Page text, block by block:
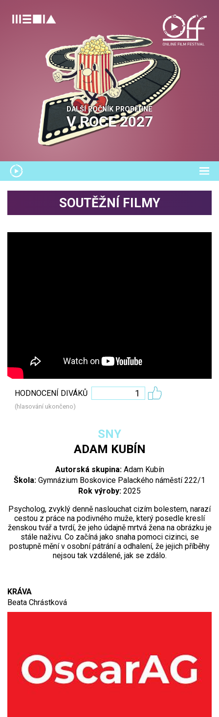
DALŠÍ ROČNÍK PROBĚHNE
V ROCE2027
SOUTĚŽNÍ FILMY
HODNOCENÍ DIVÁKŮ 1
(hlasování ukončeno)
SNY
ADAM KUBÍN
Autorská skupina: Adam Kubín
Škola: Gymnázium Boskovice Palackého náměstí 222/1
Rok výroby: 2025
Psycholog, zvyklý denně naslouchat cizím bolestem, narazí
cestou z práce na podivného muže, který posedle kreslí
ženskou tvář a tvrdí, že jeho údajně mrtvá žena na obrázku je
stále naživu. Co začíná jako snaha pomoci cizinci, se
postupně mění v osobní pátrání a odhalení, že jejich příběhy
nejsou tak vzdálené, jak se zdálo.
KRÁVA
Beata Chrástková